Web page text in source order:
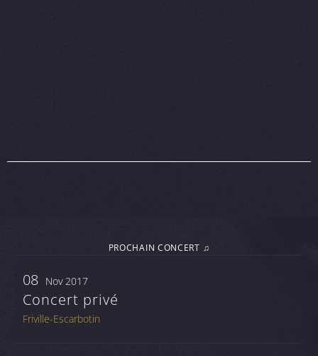
PROCHAIN CONCERT ♫
08 Nov 2017
Concert privé
Friville-Escarbotin